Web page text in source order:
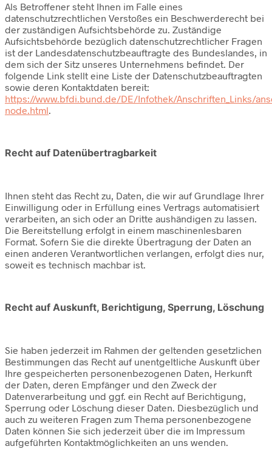
Als Betroffener steht Ihnen im Falle eines
datenschutzrechtlichen Verstoßes ein Beschwerderecht bei
der zuständigen Aufsichtsbehörde zu. Zuständige
Aufsichtsbehörde bezüglich datenschutzrechtlicher Fragen
ist der Landesdatenschutzbeauftragte des Bundeslandes, in
dem sich der Sitz unseres Unternehmens befindet. Der
folgende Link stellt eine Liste der Datenschutzbeauftragten
sowie deren Kontaktdaten bereit:
https://www.bfdi.bund.de/DE/Infothek/Anschriften_Links/
node.html.
Recht auf Datenübertragbarkeit
Ihnen steht das Recht zu, Daten, die wir auf Grundlage Ihrer
Einwilligung oder in Erfüllung eines Vertrags automatisiert
verarbeiten, an sich oder an Dritte aushändigen zu lassen.
Die Bereitstellung erfolgt in einem maschinenlesbaren
Format. Sofern Sie die direkte Übertragung der Daten an
einen anderen Verantwortlichen verlangen, erfolgt dies nur,
soweit es technisch machbar ist.
Recht auf Auskunft, Berichtigung, Sperrung, Löschung
Sie haben jederzeit im Rahmen der geltenden gesetzlichen
Bestimmungen das Recht auf unentgeltliche Auskunft über
Ihre gespeicherten personenbezogenen Daten, Herkunft
der Daten, deren Empfänger und den Zweck der
Datenverarbeitung und ggf. ein Recht auf Berichtigung,
Sperrung oder Löschung dieser Daten. Diesbezüglich und
auch zu weiteren Fragen zum Thema personenbezogene
Daten können Sie sich jederzeit über die im Impressum
aufgeführten Kontaktmöglichkeiten an uns wenden.